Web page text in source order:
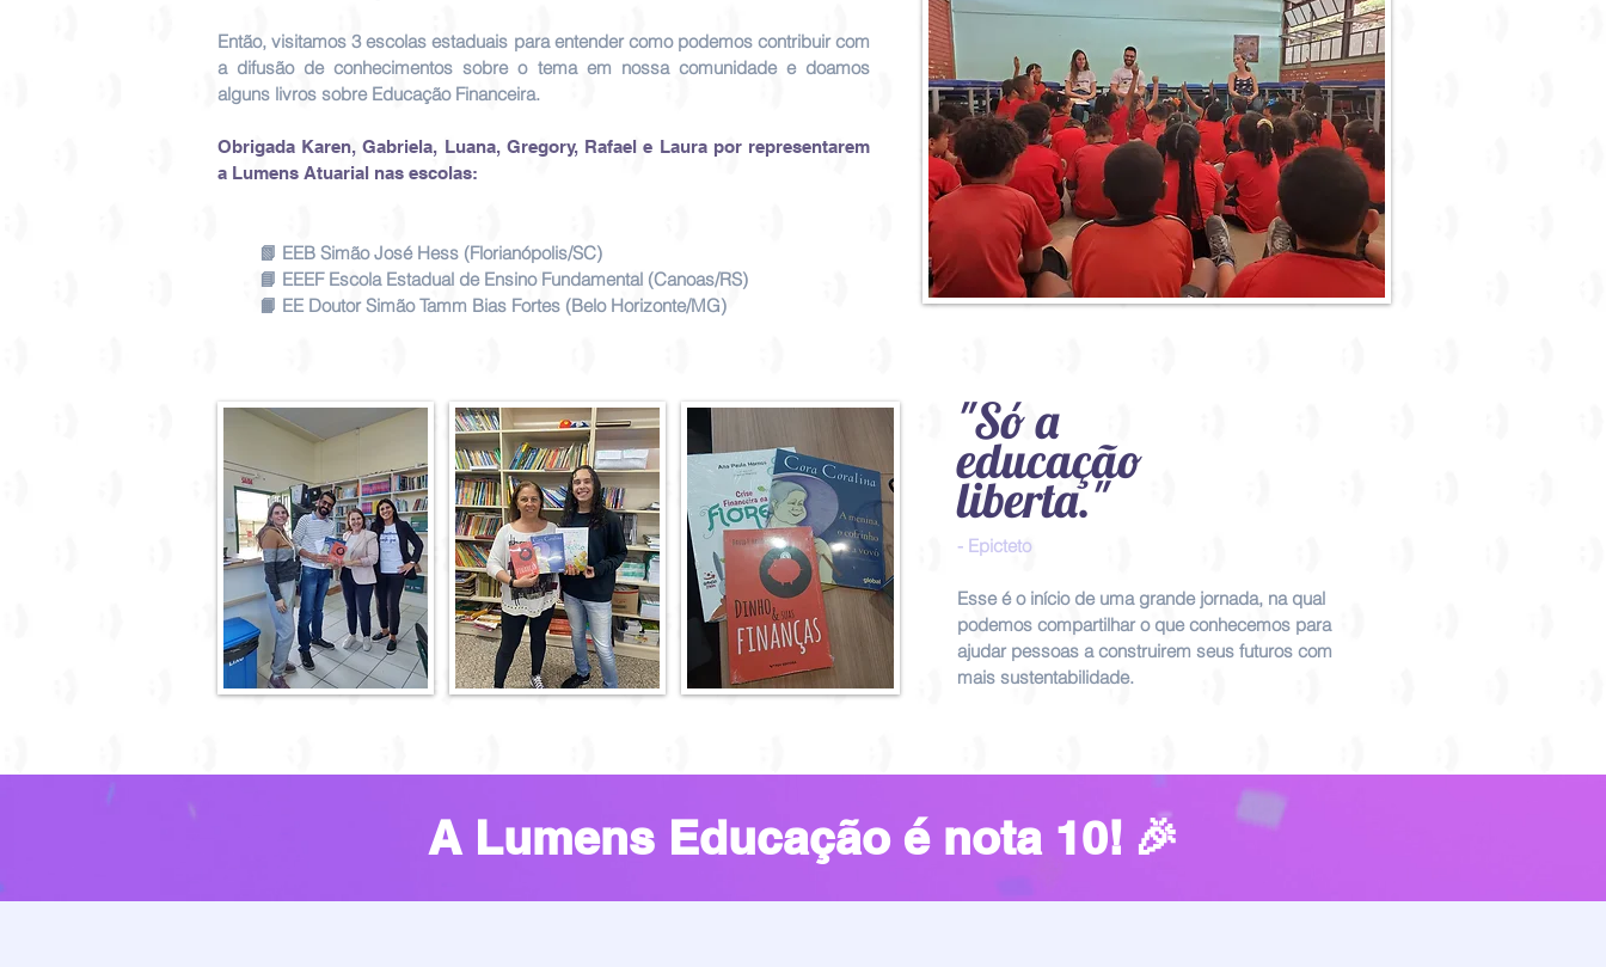
Então, visitamos 3 escolas estaduais para entender como podemos contribuir com
a difusão de conhecimentos sobre o tema em nossa comunidade e doamos
alguns livros sobre Educação Financeira.
Obrigada Karen, Gabriela, Luana, Gregory, Rafael e Laura por representarem
a Lumens Atuarial nas escolas:
📗 EEB Simão José Hess (Florianópolis/SC)
📘 EEEF Escola Estadual de Ensino Fundamental (Canoas/RS)
📙 EE Doutor Simão Tamm Bias Fortes (Belo Horizonte/MG)
"Só a
educação
liberta."
- Epicteto
Esse é o início de uma grande jornada, na qual
podemos compartilhar o que conhecemos para
ajudar pessoas a construirem seus futuros com
mais sustentabilidade.
A Lumens Educação é nota 10! 🎉